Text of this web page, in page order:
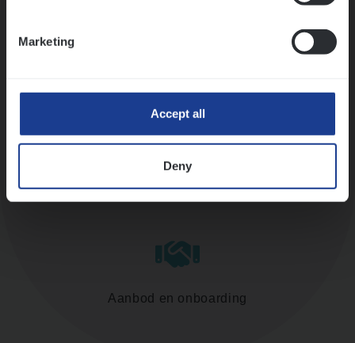
Marketing
Accept all
Deny
Diepte-interview met leidinggevende
Aanbod en onboarding